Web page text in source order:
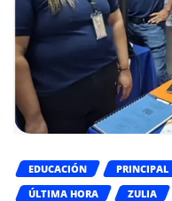
EDUCACIÓN PRINCIPAL
ÚLTIMA HORA
ZULIA